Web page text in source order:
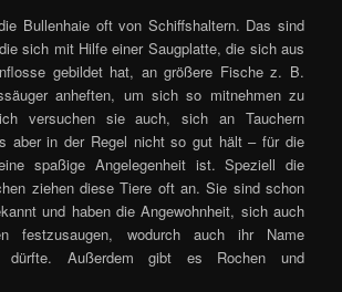
Bullenhaie oft von Schiffshaltern. Das sind
sich mit Hilfe einer Saugplatte, die sich aus
gebildet hat, an größere Fische z. B.
anheften, um sich so mitnehmen zu
versuchen sie auch, sich an Tauchern
aber in der Regel nicht so gut hält – für die
spaßige Angelegenheit ist. Speziell die
ziehen diese Tiere oft an. Sie sind schon
und haben die Angewohnheit, sich auch
festzusaugen, wodurch auch ihr Name
dürfte. Außerdem gibt es Rochen und